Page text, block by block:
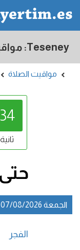
مواقيت الصلاة
33
ثانية
الجمعة 07/08/2026 (22/2/1448هـ)
الفجر